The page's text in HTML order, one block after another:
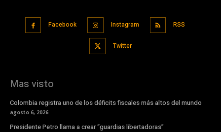
Facebook Instagram RSS
Twitter
Mas visto
Colombia registra uno de los déficits fiscales más altos del mundo
agosto 6, 2026
Presidente Petro llama a crear “guardias libertadoras”